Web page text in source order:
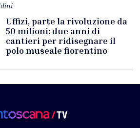
Uffizi, parte la rivoluzione da
50 milioni: due anni di
cantieri per ridisegnare il
polo museale fiorentino